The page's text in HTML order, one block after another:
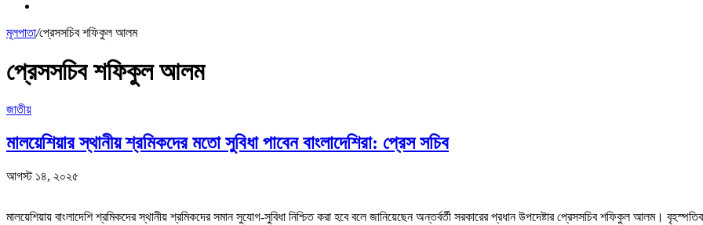
মূলপাতা/প্রেসসচিব শফিকুল আলম
প্রেসসচিব শফিকুল আলম
জাতীয়
মালয়েশিয়ার স্থানীয় শ্রমিকদের মতো সুবিধা পাবেন বাংলাদেশিরা: প্রেস সচিব
আগস্ট ১৪, ২০২৫
মালয়েশিয়ায় বাংলাদেশি শ্রমিকদের স্থানীয় শ্রমিকদের সমান সুযোগ-সুবিধা নিশ্চিত করা হবে বলে জানিয়েছেন অন্তর্বর্তী সরকারের প্রধান উপদেষ্টার প্রেসসচিব শফিকুল আলম।